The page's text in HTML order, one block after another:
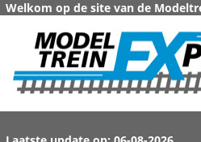
Welkom op de site van de